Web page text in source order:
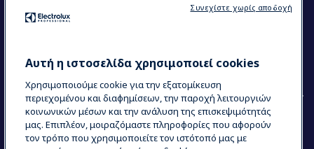
Electrolux Professional Ακαδημία Chef
COUNTRY AND LANGUAGE
Αυτή η ιστοσελίδα χρησιμοποιεί cookies
Χρησιμοποιούμε cookie για την εξατομίκευση
περιεχομένου και διαφημίσεων, την παροχή λειτουργιών
κοινωνικών μέσων και την ανάλυση της επισκεψιμότητάς
μας. Επιπλέον, μοιραζόμαστε πληροφορίες που αφορούν
τον τρόπο που χρησιμοποιείτε τον ιστότοπό μας με
Συνεχίστε χωρίς αποδοχή